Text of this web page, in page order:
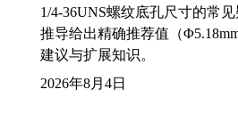
1/4-36UNS螺纹底孔尺寸的常
推导给出精确推荐值（
建议与扩展知识。
2026年8月4日